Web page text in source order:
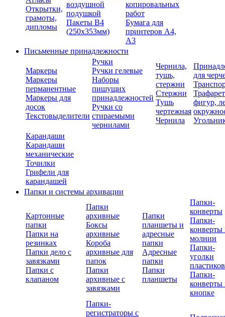
Открытки,
грамоты,
дипломы
воздушной
подушкой
Пакеты В4
(250х353мм)
копировальных
работ
Бумага для
принтеров А4,
А3
Письменные принадлежности
Маркеры
Маркеры
перманентные
Маркеры для
досок
Текстовыделители
Ручки
Ручки гелевые
Наборы
пишущих
принадлежностей
Ручки со
стираемыми
чернилами
Чернила,
тушь,
стержни
Стержни
Тушь
чертежная
Чернила
для
фигур,
Карандаши
Карандаши
механические
Точилки
Грифели для
карандашей
Папки и системы архивации
Картонные
папки
Папки на
резинках
Папки дело с
завязками
Папки с
клапаном
Папки
архивные
Боксы
архивные
Короба
архивные для
папок
Папки
архивные с
завязками
Папки
планшеты и
адресные
папки
Адресные
папки
Папки
планшеты
Папки-
конверты
Папки-
конверты
молнии
Папки-
уголки
Папки-
конверты
кнопке
Папки-
регистраторы с